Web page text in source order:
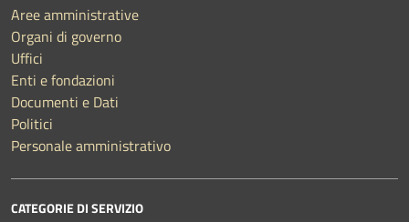
Aree amministrative
Organi di governo
Uffici
Enti e fondazioni
Documenti e Dati
Politici
Personale amministrativo
CATEGORIE DI SERVIZIO